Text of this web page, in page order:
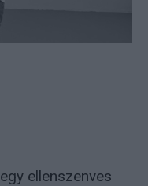
ellenszenves